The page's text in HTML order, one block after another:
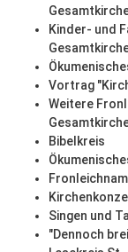
Kinder- und
Vortrag
Weitere
Bibelkreis
Singen und
"Dennoch